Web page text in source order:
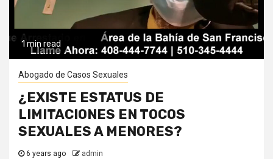
1 min read
Abogado de Casos Sexuales
¿EXISTE ESTATUS DE
LIMITACIONES EN TOCOS
SEXUALES A MENORES?
6 years ago admin